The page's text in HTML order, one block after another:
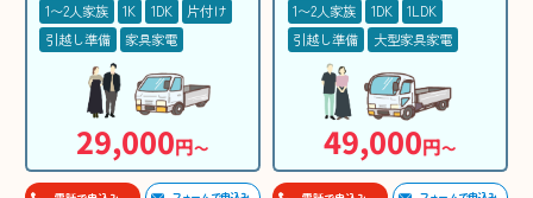
1〜2人家族 1K 1DK
片付け
引越し準備
家具家電
29,000円〜
1〜2人家族 1DK
1LDK
引越し準備
大型家具家電
49,000円〜